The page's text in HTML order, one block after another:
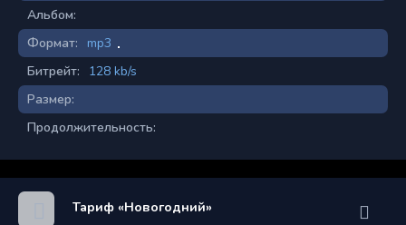
Альбом:
Формат:
mp3
Битрейт:
128 kb/s
Размер:
Продолжительность:
Тариф «Новогодний»